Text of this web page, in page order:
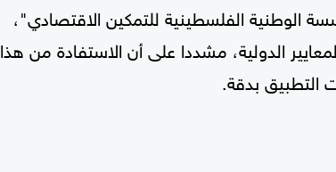
الوطنية الفلسطينية للتمكين الاقتصادي"،
الدولية، مشددا على أن الاستفادة من هذا
التطبيق بدقة.